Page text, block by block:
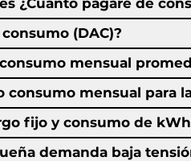
(DAC)?
mensual
consumo mensual para
fijo y consumo de
demanda baja